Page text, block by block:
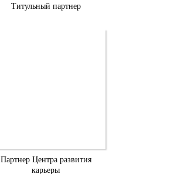
Титульный партнер
Партнер Центра развития
карьеры